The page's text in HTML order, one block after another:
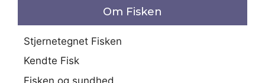
Om Fisken
Stjernetegnet Fisken
Kendte Fisk
Fisken og sundhed